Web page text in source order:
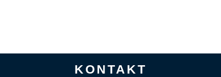
KONTAKT